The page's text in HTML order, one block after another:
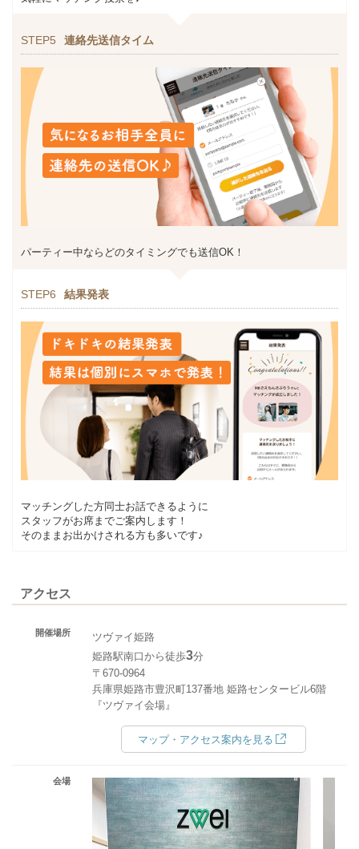
STEP5 連絡先送信タイム
パーティー中ならどのタイミングでも送信OK！
STEP6 結果発表
マッチングした方同士お話できるように
スタッフがお席までご案内します！
そのままお出かけされる方も多いです♪
アクセス
開催場所
ツヴァイ姫路
姫路駅南口から徒歩3分
〒670-0964
兵庫県姫路市豊沢町137番地 姫路センタービル6階
『ツヴァイ会場』
マップ・アクセス案内を見る
会場